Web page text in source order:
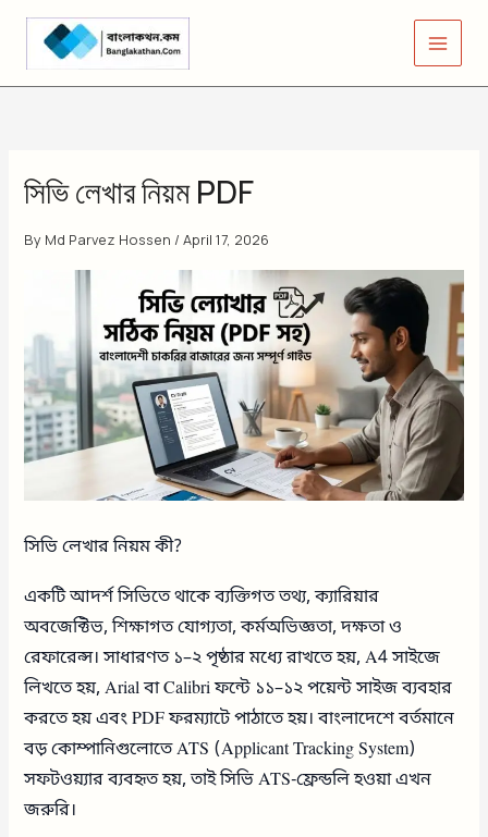
Skip
content
সিভি লেখার নিয়ম PDF
By Md Parvez Hossen /April 17, 2026
সিভি লেখার নিয়ম কী?
একটি আদর্শ সিভিতে থাকে ব্যক্তিগত তথ্য, ক্যারিয়ার
অবজেক্টিভ, শিক্ষাগত যোগ্যতা, কর্মঅভিজ্ঞতা, দক্ষতা ও
রেফারেন্স। সাধারণত ১–২ পৃষ্ঠার মধ্যে রাখতে হয়, A4 সাইজে
লিখতে হয়, Arial বা Calibri ফন্টে ১১–১২ পয়েন্ট সাইজ ব্যবহার
করতে হয় এবং PDF ফরম্যাটে পাঠাতে হয়। বাংলাদেশে বর্তমানে
বড় কোম্পানিগুলোতে ATS (Applicant Tracking System)
সফটওয়্যার ব্যবহৃত হয়, তাই সিভি ATS-ফ্রেন্ডলি হওয়া এখন
জরুরি।